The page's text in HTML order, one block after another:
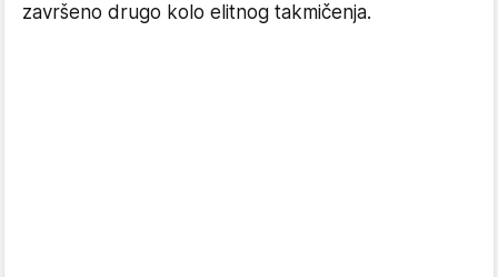
završeno drugo kolo elitnog takmičenja.